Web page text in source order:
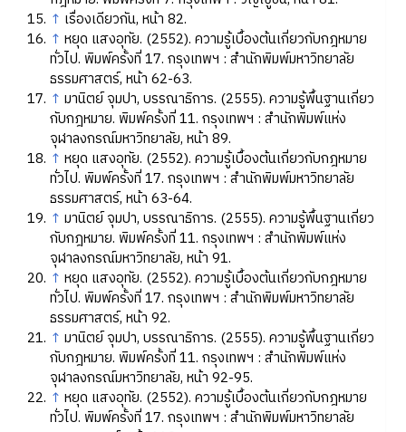
↑ เรื่องเดียวกัน, หน้า 82.
↑ หยุด แสงอุทัย. (2552). ความรู้เบื้องต้นเกี่ยวกับกฎหมาย
ทั่วไป. พิมพ์ครั้งที่ 17. กรุงเทพฯ : สำนักพิมพ์มหาวิทยาลัย
ธรรมศาสตร์, หน้า 62-63.
↑ มานิตย์ จุมปา, บรรณาธิการ. (2555). ความรู้พื้นฐานเกี่ยว
กับกฎหมาย. พิมพ์ครั้งที่ 11. กรุงเทพฯ : สำนักพิมพ์แห่ง
จุฬาลงกรณ์มหาวิทยาลัย, หน้า 89.
↑ หยุด แสงอุทัย. (2552). ความรู้เบื้องต้นเกี่ยวกับกฎหมาย
ทั่วไป. พิมพ์ครั้งที่ 17. กรุงเทพฯ : สำนักพิมพ์มหาวิทยาลัย
ธรรมศาสตร์, หน้า 63-64.
↑ มานิตย์ จุมปา, บรรณาธิการ. (2555). ความรู้พื้นฐานเกี่ยว
กับกฎหมาย. พิมพ์ครั้งที่ 11. กรุงเทพฯ : สำนักพิมพ์แห่ง
จุฬาลงกรณ์มหาวิทยาลัย, หน้า 91.
↑ หยุด แสงอุทัย. (2552). ความรู้เบื้องต้นเกี่ยวกับกฎหมาย
ทั่วไป. พิมพ์ครั้งที่ 17. กรุงเทพฯ : สำนักพิมพ์มหาวิทยาลัย
ธรรมศาสตร์, หน้า 92.
↑ มานิตย์ จุมปา, บรรณาธิการ. (2555). ความรู้พื้นฐานเกี่ยว
กับกฎหมาย. พิมพ์ครั้งที่ 11. กรุงเทพฯ : สำนักพิมพ์แห่ง
จุฬาลงกรณ์มหาวิทยาลัย, หน้า 92-95.
↑ หยุด แสงอุทัย. (2552). ความรู้เบื้องต้นเกี่ยวกับกฎหมาย
ทั่วไป. พิมพ์ครั้งที่ 17. กรุงเทพฯ : สำนักพิมพ์มหาวิทยาลัย